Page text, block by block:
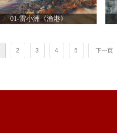
01-雷小洲《渔港》
2 3 4 5 下一页